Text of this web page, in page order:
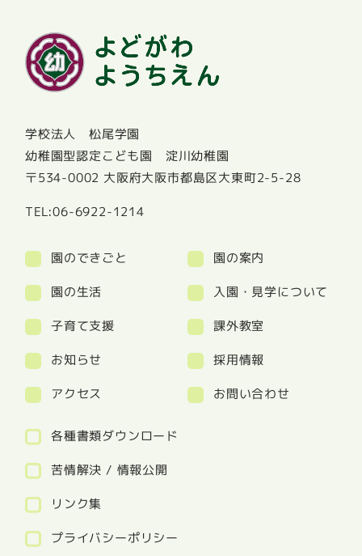
学校法人 松尾学園
幼稚園型認定こども園 淀川幼稚園
〒534-0002 大阪府大阪市都島区大東町2-5-28
TEL:06-6922-1214
園のできごと
園の案内
園の生活
入園・見学について
子育て支援
課外教室
お知らせ
採用情報
アクセス お問い合わせ
各種書類ダウンロード
苦情解決 / 情報公開
リンク集
プライバシーポリシー